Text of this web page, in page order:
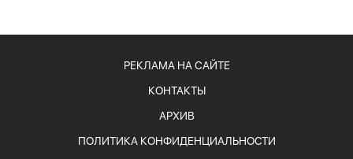
РЕКЛАМА НА САЙТЕ
КОНТАКТЫ
АРХИВ
ПОЛИТИКА КОНФИДЕНЦИАЛЬНОСТИ